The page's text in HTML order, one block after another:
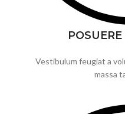
Vestibulum feugiat a
massa